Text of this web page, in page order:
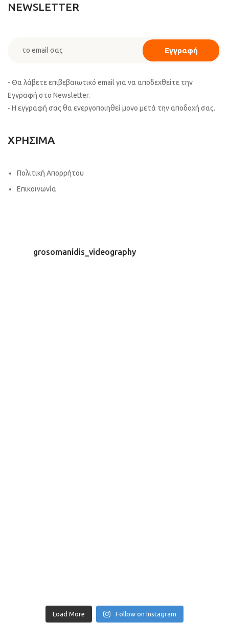
NEWSLETTER
- Θα λάβετε επιβεβαιωτικό email για να αποδεχθείτε την
Εγγραφή στο Newsletter.
- Η εγγραφή σας θα ενεργοποιηθεί μονο μετά την αποδοχή σας.
ΧΡΗΣΙΜΑ
Πολιτική Απορρήτου
Επικοινωνία
grosomanidis_videography
Load More Follow on Instagram